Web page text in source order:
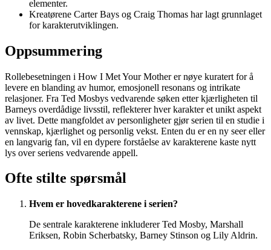
elementer.
Kreatørene Carter Bays og Craig Thomas har lagt grunnlaget
for karakterutviklingen.
Oppsummering
Rollebesetningen i How I Met Your Mother er nøye kuratert for å
levere en blanding av humor, emosjonell resonans og intrikate
relasjoner. Fra Ted Mosbys vedvarende søken etter kjærligheten til
Barneys overdådige livsstil, reflekterer hver karakter et unikt aspekt
av livet. Dette mangfoldet av personligheter gjør serien til en studie i
vennskap, kjærlighet og personlig vekst. Enten du er en ny seer eller
en langvarig fan, vil en dypere forståelse av karakterene kaste nytt
lys over seriens vedvarende appell.
Ofte stilte spørsmål
Hvem er hovedkarakterene i serien?
De sentrale karakterene inkluderer Ted Mosby, Marshall
Eriksen, Robin Scherbatsky, Barney Stinson og Lily Aldrin.